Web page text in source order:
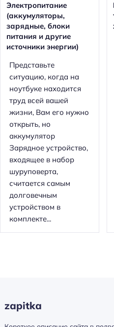
Электропитание
(аккумуляторы,
зарядные, блоки
питания и другие
источники энергии)
Представьте
ситуацию, когда на
ноутбуке находится
труд всей вашей
жизни, Вам его нужно
открыть, но
аккумулятор
Зарядное устройство,
входящее в набор
шуруповерта,
считается самым
долговечным
устройством в
комплекте...
zapitka